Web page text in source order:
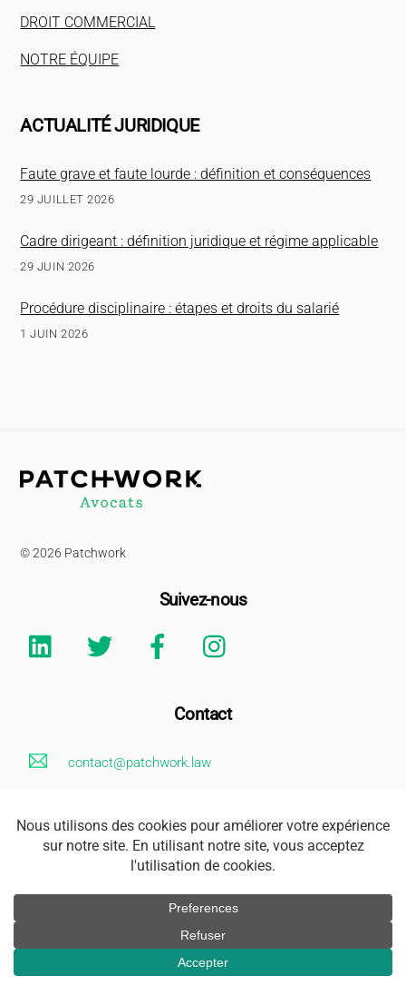
DROIT COMMERCIAL
NOTRE ÉQUIPE
ACTUALITÉ JURIDIQUE
Faute grave et faute lourde : définition et conséquences
29 JUILLET 2026
Cadre dirigeant : définition juridique et régime applicable
29 JUIN 2026
Procédure disciplinaire : étapes et droits du salarié
1 JUIN 2026
© 2026 Patchwork
Suivez-nous
Linkedin Twitter Facebook
Contact
contact@patchwork.law
Adresse
163 rue Saint Honoré 75001 Paris